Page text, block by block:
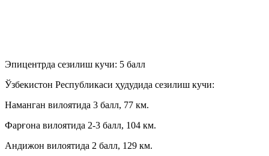
Эпицентрда сезилиш кучи: 5 балл
Ўзбекистон Республикаси ҳудудида сезилиш кучи:
Наманган вилоятида 3 балл, 77 км.
Фарғона вилоятида 2-3 балл, 104 км.
Андижон вилоятида 2 балл, 129 км.